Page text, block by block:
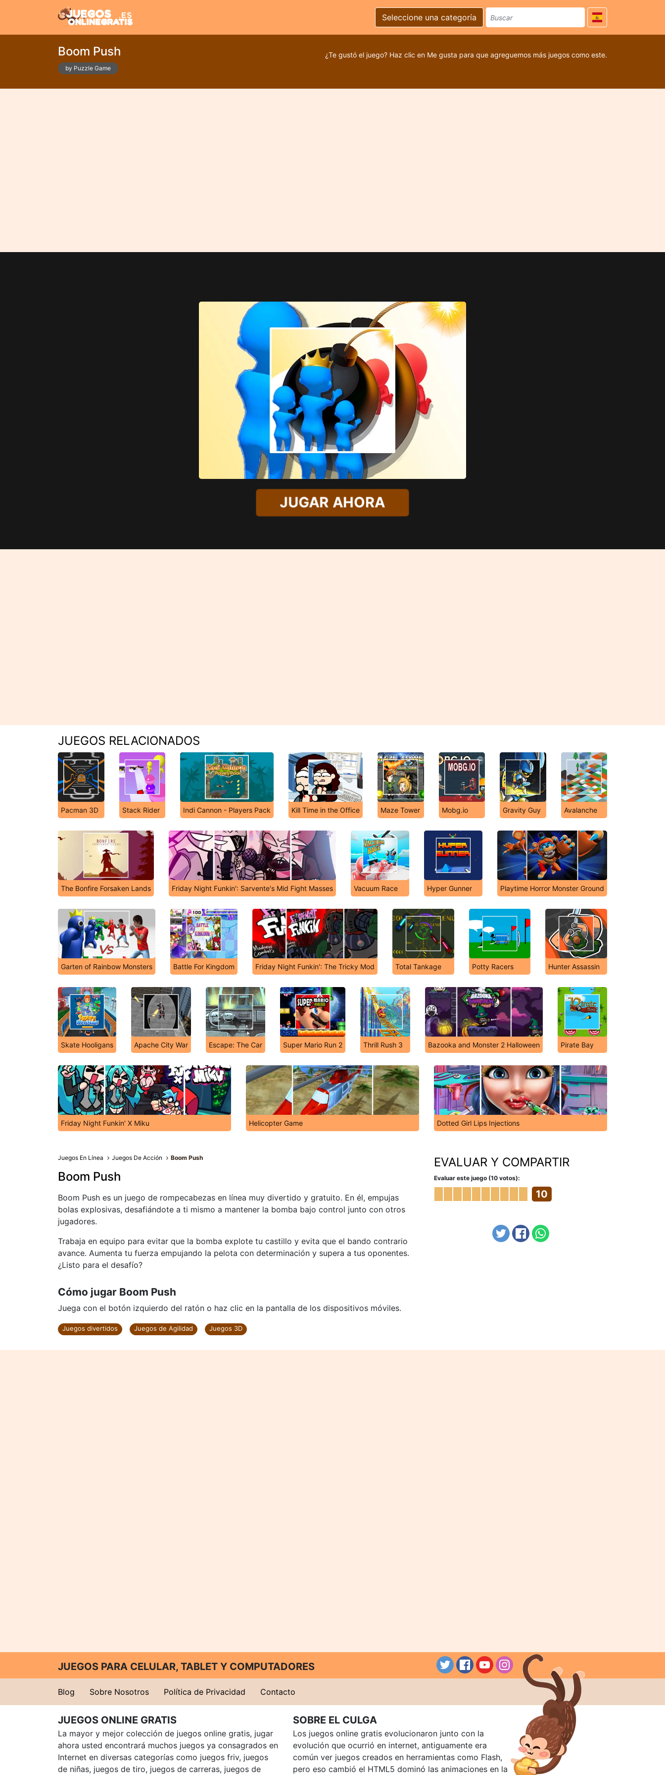
Seleccione una categoría
Boom Push
by Puzzle Game
¿Te gustó el juego? Haz clic en Me gusta para que agreguemos más juegos como este.
JUGAR AHORA
JUEGOS RELACIONADOS
Pacman 3D Stack Rider Indi Cannon - Players Pack Kill Time in the Office Maze Tower Mobg.io Gravity Guy Avalanche
The Bonfire Forsaken Lands Friday Night Funkin': Sarvente's Mid Fight Masses Vacuum Race Hyper Gunner Playtime Horror Monster Ground
Garten of Rainbow Monsters Battle For Kingdom Friday Night Funkin': The Tricky Mod Total Tankage Potty Racers Hunter Assassin
Skate Hooligans Apache City War Escape: The Car Super Mario Run 2 Thrill Rush 3 Bazooka and Monster 2 Halloween Pirate Bay
Friday Night Funkin' X Miku Helicopter Game Dotted Girl Lips Injections
Juegos En Línea Juegos De Acción Boom Push
Boom Push
Boom Push es un juego de rompecabezas en línea muy divertido y gratuito. En él, empujas
bolas explosivas, desafiándote a ti mismo a mantener la bomba bajo control junto con otros
jugadores.
Trabaja en equipo para evitar que la bomba explote tu castillo y evita que el bando contrario
avance. Aumenta tu fuerza empujando la pelota con determinación y supera a tus oponentes.
¿Listo para el desafío?
Cómo jugar Boom Push
Juega con el botón izquierdo del ratón o haz clic en la pantalla de los dispositivos móviles.
Juegos divertidos Juegos de Agilidad Juegos 3D
EVALUAR Y COMPARTIR
Evaluar este juego (10 votos):
10
JUEGOS PARA CELULAR, TABLET Y COMPUTADORES
Blog Sobre Nosotros Política de Privacidad Contacto
JUEGOS ONLINE GRATIS
La mayor y mejor colección de juegos online gratis, jugar
ahora usted encontrará muchos juegos ya consagrados en
Internet en diversas categorías como juegos friv, juegos
de niñas, juegos de tiro, juegos de carreras, juegos de
SOBRE EL CULGA
Los juegos online gratis evolucionaron junto con la
evolución que ocurrió en internet, antiguamente era
común ver juegos creados en herramientas como Flash,
pero eso cambió el HTML5 dominó las animaciones en la